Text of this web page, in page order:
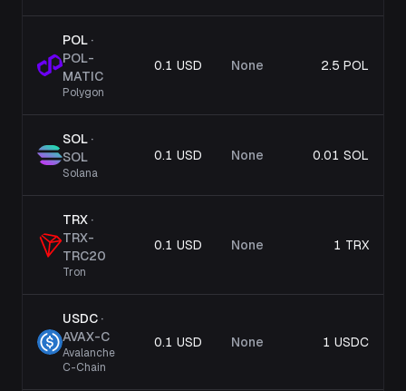
POL ·
POL-
MATIC
Polygon
0.1 USD None 2.5 POL
SOL ·
SOL
Solana
0.1 USD None 0.01 SOL
TRX ·
TRX-
TRC20
Tron
0.1 USD None 1 TRX
USDC ·
AVAX-C
Avalanche
C-Chain
0.1 USD None 1 USDC